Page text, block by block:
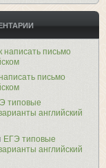
написать письмо
письмо
типовые
английский
ЕГЭ типовые
английский